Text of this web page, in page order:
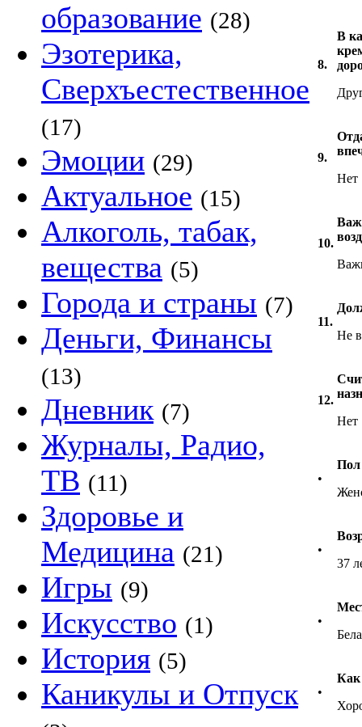
образование (28)
Эзотерика,
Сверхъестественное
(17)
Эмоции (29)
Актуальное (15)
Алкоголь, табак,
вещества (5)
Города и страны (7)
Деньги, Финансы
(13)
Дневник (7)
Журналы, Радио,
ТВ (11)
Здоровье и
Медицина (21)
Игры (9)
Искусство (1)
История (5)
Каникулы и Отпуск
8.
В
9.
Нет
10.
11.
Не
12.
Нет
•
Пол
•
37
•
•
Как